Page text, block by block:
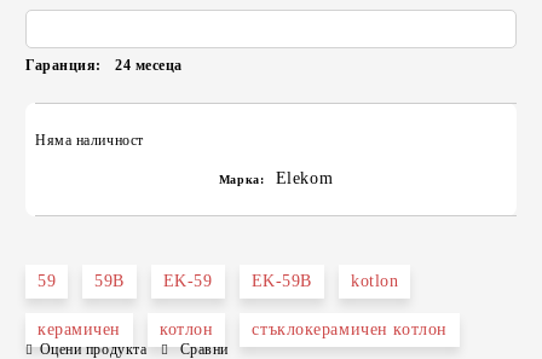
Гаранция: 24 месеца
Няма наличност
Марка: Elekom
59 59B EK-59 EK-59B kotlon
керамичен котлон стъклокерамичен котлон
Оцени продукта Сравни